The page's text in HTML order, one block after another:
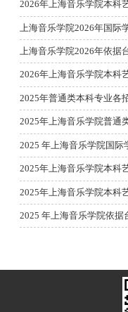
2026年上海音乐学院本科
上海音乐学院2026年国际
2026年上海音乐学院本科
2025年普通类本科专业各
2025年上海音乐学院普通
2025 年上海音乐学院国际
2025年上海音乐学院本科
2025年上海音乐学院本科
2025 年上海音乐学院依据